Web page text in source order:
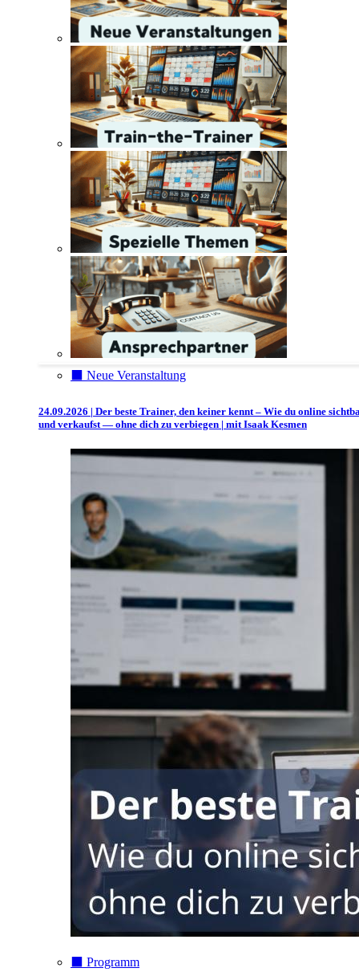
⬛️ Neue Veranstaltung
24.09.2026 | Der beste Trainer, den keiner kennt – Wie du online
und verkaufst — ohne dich zu verbiegen | mit Isaak Kesmen
⬛️ Programm